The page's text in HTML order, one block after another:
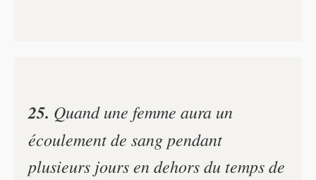
25. Quand une femme aura un
écoulement de sang pendant
plusieurs jours en dehors du temps de